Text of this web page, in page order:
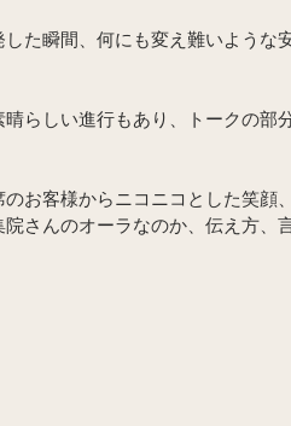
た瞬間、何にも変え難いような
らしい進行もあり、トークの部
お客様からニコニコとした笑顔
さんのオーラなのか、伝え方、